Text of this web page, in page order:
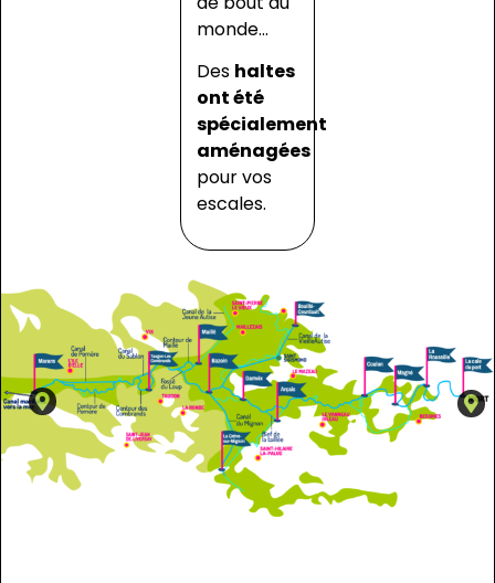
monde…
Des haltes
ont été
spécialement
aménagées
pour vos
escales.